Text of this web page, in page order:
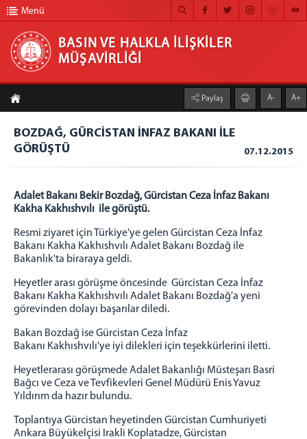
BASIN VE HALKLA İLİŞKİLER MÜŞAVİRLİĞİ
ANA SAYFA
MÜŞAVİRLİĞİMİZ
HABER ARŞİVİ
FOTOĞRAF ARŞİVİ
BÜLTEN
Menü
BASIN VE HALKLA İLİŞKİLER
MÜŞAVİRLİĞİ
Paylaş A- A+
BOZDAĞ, GÜRCİSTAN İNFAZ BAKANI İLE
GÖRÜŞTÜ
07.12.2015
Adalet Bakanı Bekir Bozdağ, Gürcistan Ceza İnfaz Bakanı
Kakha Kakhıshvılı ile görüştü.
Resmi ziyaret için Türkiye'ye gelen Gürcistan Ceza İnfaz
Bakanı Kakha Kakhıshvılı Adalet Bakanı Bozdağ ile
Bakanlık'ta biraraya geldi.
Heyetler arası görüşme öncesinde Gürcistan Ceza İnfaz
Bakanı Kakha Kakhıshvılı Adalet Bakanı Bozdağ'a yeni
görevinden dolayı başarılar diledi.
Bakan Bozdağ ise Gürcistan Ceza İnfaz
Bakanı Kakhıshvılı'ye iyi dilekleri için teşekkürlerini iletti.
Heyetlerarası görüşmede Adalet Bakanlığı Müsteşarı Basri
Bağcı ve Ceza ve Tevfikevleri Genel Müdürü Enis Yavuz
Yıldırım da hazır bulundu.
Toplantıya Gürcistan heyetinden Gürcistan Cumhuriyeti
Ankara Büyükelçisi Irakli Koplatadze, Gürcistan